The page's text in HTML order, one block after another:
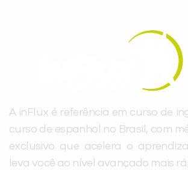
A inFlux é referência em curso de
curso de espanhol no Brasil, com
exclusivo que acelera o
leva você ao nível avançado mais